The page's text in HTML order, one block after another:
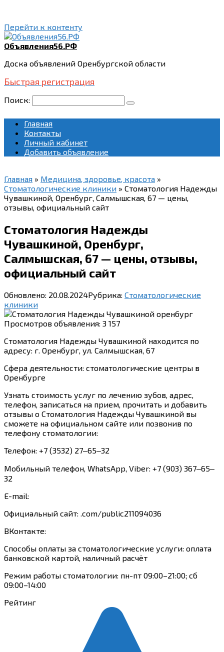
Перейти к контенту
Объявления56.РФ
Доска объявлений Оренбургской области
Быстрая регистрация
Поиск:
Главная
Контакты
Личный кабинет
Добавить объявление
Главная » Медицина, здоровье, красота »
Стоматологические клиники » Стоматология Надежды
Чувашкиной, Оренбург, Салмышская, 67 — цены,
отзывы, официальный сайт
Стоматология Надежды
Чувашкиной, Оренбург,
Салмышская, 67 — цены, отзывы,
официальный сайт
Обновлено: 20.08.2024Рубрика: Стоматологические
клиники
Просмотров объявления: 3 157
Стоматология Надежды Чувашкиной находится по
адресу: г. Оренбург, ул. Салмышская, 67
Сфера деятельности: стоматологические центры в
Оренбурге
Узнать стоимость услуг по лечению зубов, адрес,
телефон, записаться на прием, прочитать и добавить
отзывы о Стоматология Надежды Чувашкиной вы
сможете на официальном сайте или позвонив по
телефону стоматологии:
Телефон: +7 (3532) 27‒65‒32
Мобильный телефон, WhatsApp, Viber: +7 (903) 367‒65‒
32
E-mail:
Официальный сайт: .com/public211094036
ВКонтакте:
Способы оплаты за стоматологические услуги: оплата
банковской картой, наличный расчёт
Режим работы стоматологии: пн-пт 09:00–21:00; сб
09:00–14:00
Рейтинг